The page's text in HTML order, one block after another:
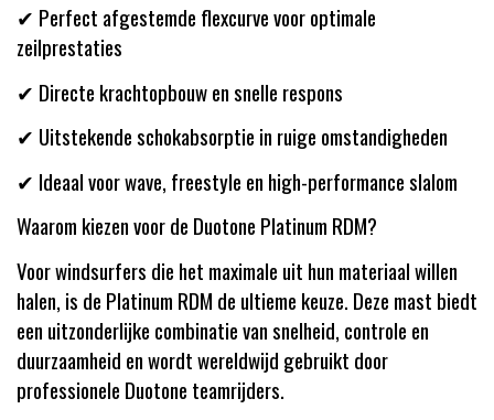
✔ Perfect afgestemde flexcurve voor optimale
zeilprestaties
✔ Directe krachtopbouw en snelle respons
✔ Uitstekende schokabsorptie in ruige omstandigheden
✔ Ideaal voor wave, freestyle en high-performance slalom
Waarom kiezen voor de Duotone Platinum RDM?
Voor windsurfers die het maximale uit hun materiaal willen
halen, is de Platinum RDM de ultieme keuze. Deze mast biedt
een uitzonderlijke combinatie van snelheid, controle en
duurzaamheid en wordt wereldwijd gebruikt door
professionele Duotone teamrijders.